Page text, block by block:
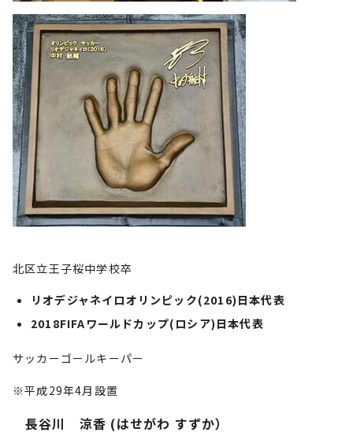
北区立王子桜中学校卒
リオデジャネイロオリンピック(2016)日本代表
2018FIFAワールドカップ(ロシア)日本代表
サッカーゴールキーパー
※平成29年4月設置
長谷川 涼香 (はせがわ すずか）